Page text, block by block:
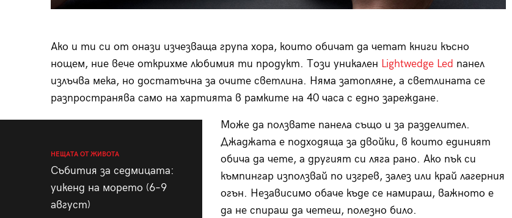
Ако и ти си от онази изчезваща група хора, които обичат да четат книги късно
нощем, ние вече открихме любимия ти продукт. Този уникален Lightwedge Led панел
излъчва мека, но достатъчна за очите светлина. Няма затопляне, а светлината се
разпространява само на хартията в рамките на 40 часа с едно зареждане.
НЕЩАТА ОТ ЖИВОТА
Събития за седмицата:
уикенд на морето (6–9
август)
Може да ползвате панела също и за разделител.
Джаджата е подходяща за двойки, в които единият
обича да чете, а другият си ляга рано. Ако пък си
къмпингар използвай по изгрев, залез или край лагерния
огън. Независимо обаче къде се намираш, важното е
да не спираш да четеш, полезно било.